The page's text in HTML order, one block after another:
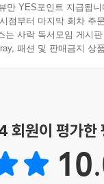
번째인지, 혹은 마
을 지지하는 것이다
던지는 기쁨을 누
몸을 맡기는 철학
게 철학적 사유를
간들』에도 이런
만 YES포인트 지급됩니
점부터 마지막 회차 주
는 사락 독서모임 게시
패션 및 판매금지 상
회원이 평가한